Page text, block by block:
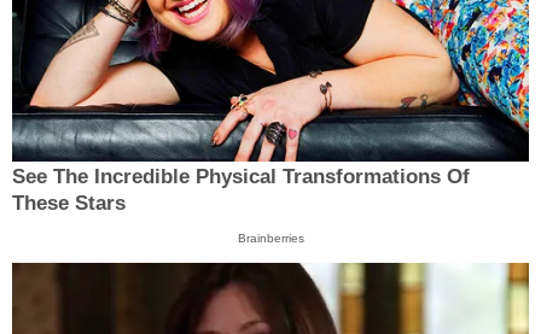
See The Incredible Physical Transformations Of
These Stars
Brainberries